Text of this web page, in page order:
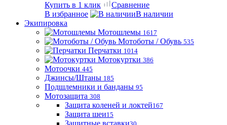
Купить в 1 клик
Сравнение
В избранное
В наличии
Экипировка
Мотошлемы 1617
Мотоботы / Обувь 535
Перчатки 1014
Мотокуртки 386
Мотоочки 445
Джинсы/Штаны 185
Подшлемники и банданы 95
Мотозащита 308
Защита коленей и локтей167
Защита шеи15
Защитные вставки